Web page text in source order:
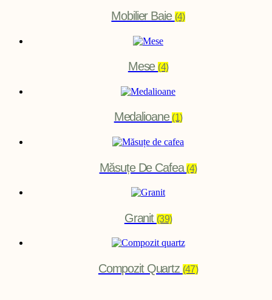
Mobilier Baie (4)
Mese(4)
Medalioane(1)
Măsuțe De Cafea(4)
Granit (39)
Compozit Quartz (47)